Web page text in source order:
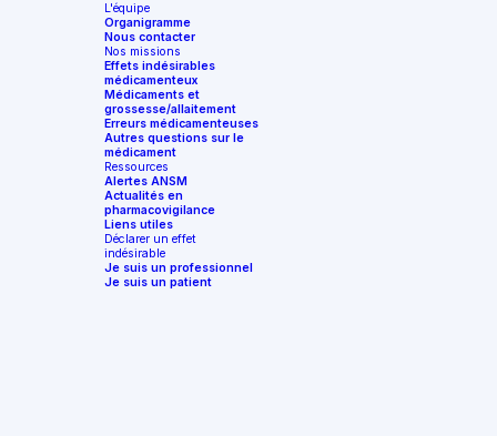
L'équipe
Organigramme
Nous contacter
Nos missions
Effets indésirables
médicamenteux
Médicaments et
grossesse/allaitement
Erreurs médicamenteuses
Autres questions sur le
médicament
Ressources
Alertes ANSM
Actualités en
pharmacovigilance
Liens utiles
Déclarer un effet
indésirable
Je suis un professionnel
Je suis un patient